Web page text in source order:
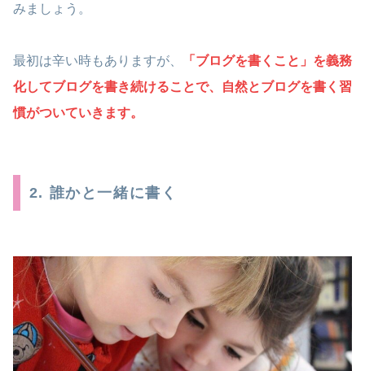
みましょう。
最初は辛い時もありますが、
「ブログを書くこと」を義務
化してブログを書き続けることで、自然とブログを書く習
慣がついていきます。
2. 誰かと一緒に書く